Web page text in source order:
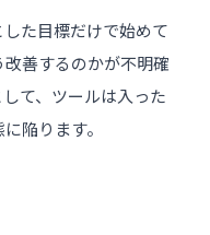
した目標だけで始めて
善するのかが不明確
て、ツールは入った
陥ります。